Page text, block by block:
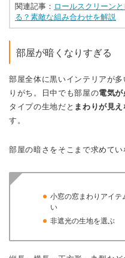
関連記事： ロールスクリーン
る？素敵な組み合わせを解説
部屋が暗くなりすぎる
部屋全体に黒いインテリアが
りがち。日中でも部屋の電気が
タイプの生地だと まわりが見
す。
部屋の暗さをそこまで求めてい
小窓の窓まわりアイテ
い
非遮光の生地を選ぶ